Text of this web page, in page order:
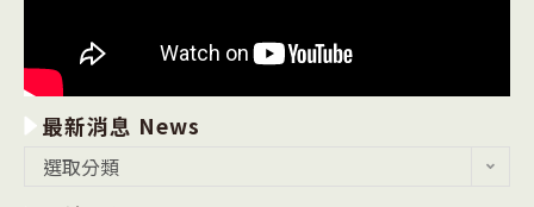
最新消息 News
選取分類